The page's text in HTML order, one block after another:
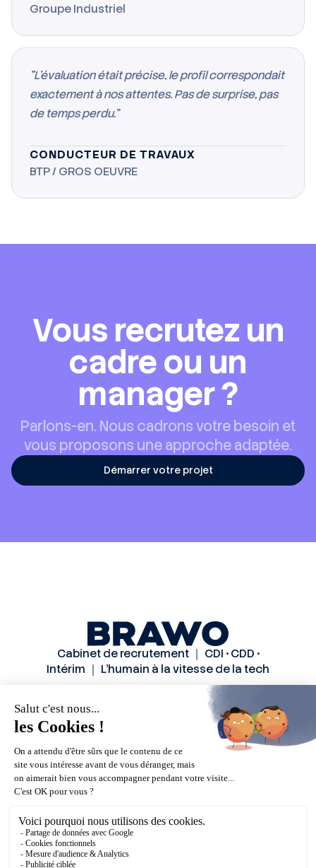
Groupe Industriel
"L'évaluation était précise, le profil correspondait
exactement à nos attentes. Pas de surprise, pas
de temps perdu."
CONDUCTEUR DE TRAVAUX
BTP / GROS OEUVRE
Vous recrutez un
cadre ou un
manager ?
Parlons-en. Nous cadrons votre besoin et
vous proposons une approche adaptée.
Démarrer votre projet
Cabinet de recrutement ｜ CDI • CDD •
Intérim ｜ L’humain à la vitesse de la tech
Méthode
Candidats
Contactez-nous
Mentions légales